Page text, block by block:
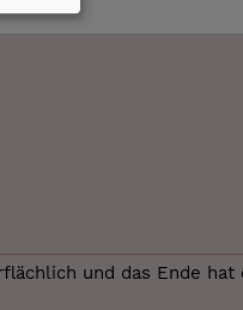
und das Ende